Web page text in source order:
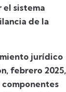
el sistema
de la
jurídico
febrero 2025,
componentes